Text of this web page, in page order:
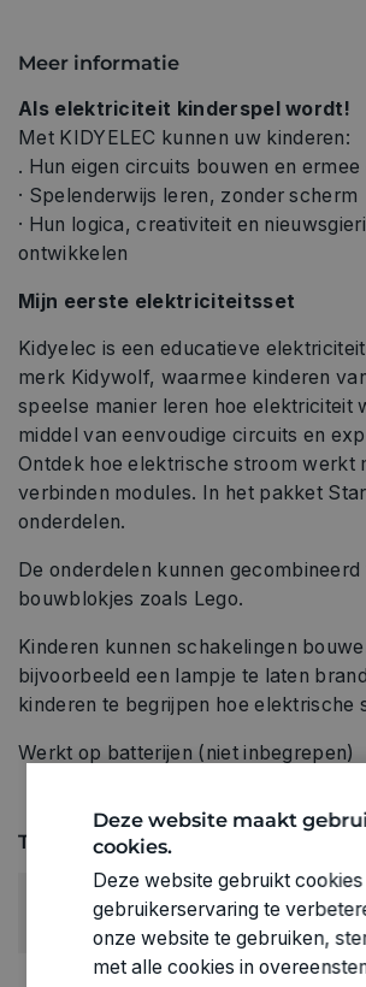
Meer informatie
Als elektriciteit kinderspel wordt!
Met KIDYELEC kunnen uw kinderen:
. Hun eigen circuits bouwen en
· Spelenderwijs leren, zonder scherm
· Hun logica, creativiteit en
ontwikkelen
Mijn eerste elektriciteitsset
Kidyelec is een educatieve
merk Kidywolf, waarmee kinderen
speelse manier leren hoe elektriciteit
middel van eenvoudige circuits en
Ontdek hoe elektrische stroom werkt
verbinden modules. In het pakket
onderdelen.
De onderdelen kunnen
bouwblokjes zoals Lego.
Kinderen kunnen schakelingen
bijvoorbeeld een lampje te laten
kinderen te begrijpen hoe elektrische
Werkt op batterijen (niet inbegrepen)
Technische specificaties
RUBRIEK:
Deze website maakt
cookies.
Deze website gebruikt
gebruikerservaring te
onze website te gebruiken,
met alle cookies in